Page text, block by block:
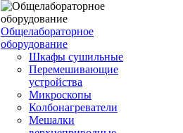
Общелабораторное
оборудование
Шкафы сушильные
Перемешивающие
устройства
Микроскопы
Колбонагреватели
Мешалки